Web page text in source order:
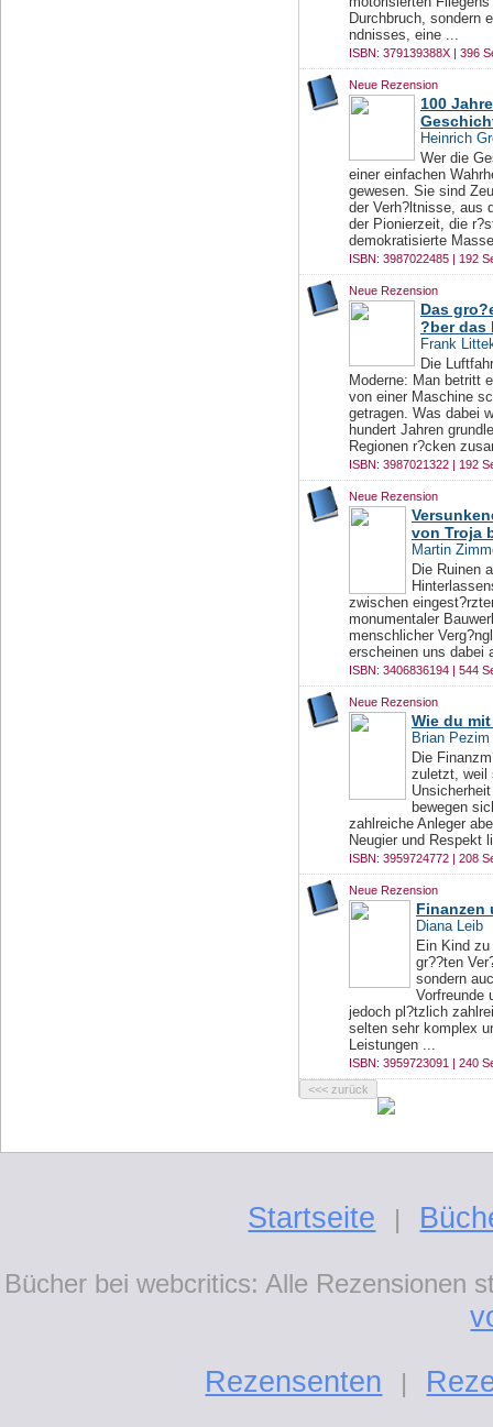
Durchbruch, sondern
ndnisses, eine ...
ISBN: 379139388X | 396
Neue Rezension
100
Heinrich
Wer die
einer einfachen
gewesen. Sie sind
der Verh?ltnisse, aus
der Pionierzeit, die
demokratisierte
ISBN: 3987022485 | 192
Neue Rezension
Das
?ber das
Frank
Die
Moderne: Man betritt
von einer Maschine
getragen. Was dabei
hundert Jahren
Regionen r?cken
ISBN: 3987021322 | 192
Neue Rezension
von Troja
Martin
Die Ruinen
zwischen
monumentaler
menschlicher
erscheinen uns dabei
ISBN: 3406836194 | 544
Neue Rezension
Wie du
Brian Pezim
Die
zuletzt, weil
bewegen
zahlreiche Anleger
Neugier und Respekt
ISBN: 3959724772 | 208
Neue Rezension
Finanzen
Diana Leib
Ein Kind
gr??ten
sondern
Vorfreunde
jedoch pl?tzlich
selten sehr komplex
Leistungen ...
ISBN: 3959723091 | 240
Startseite |
Bücher bei webcritics: Alle Rezensionen
Rezensenten
|